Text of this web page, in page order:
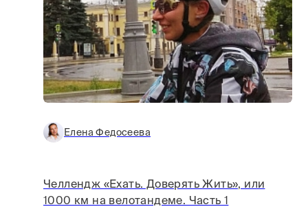
Елена Федосеева
Челлендж «Ехать. Доверять Жить», или
1000 км на велотандеме. Часть 1